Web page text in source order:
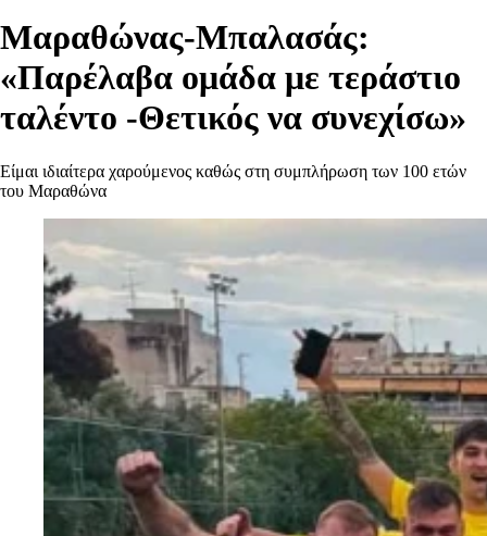
Μαραθώνας-Μπαλασάς:
«Παρέλαβα ομάδα με τεράστιο
ταλέντο -Θετικός να συνεχίσω»
Είμαι ιδιαίτερα χαρούμενος καθώς στη συμπλήρωση των 100 ετών
του Μαραθώνα